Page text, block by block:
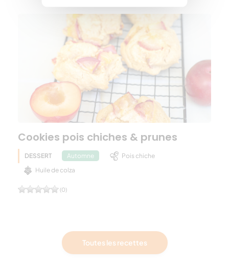
Cookies pois chiches & prunes
DESSERT Automne
Pois chiche
Huile de colza
(0)
Toutes les recettes